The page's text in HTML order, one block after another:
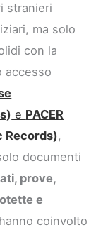
stranieri
ma solo
con la
accesso
e PACER
Records),
documenti
prove,
e
coinvolto